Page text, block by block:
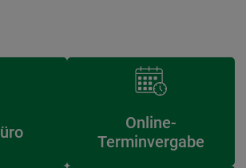
Online-
Terminvergabe